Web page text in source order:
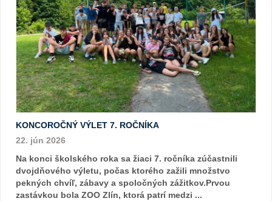
KONCOROČNÝ VÝLET 7. ROČNÍKA
22. jún 2026
Na konci školského roka sa žiaci 7. ročníka zúčastnili
dvojdňového výletu, počas ktorého zažili množstvo
pekných chvíľ, zábavy a spoločných zážitkov.Prvou
zastávkou bola ZOO Zlín, ktorá patrí medzi ...